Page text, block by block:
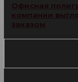
Офисная
компании
заказом